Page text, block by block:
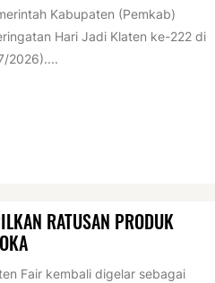
Kabupaten (Pemkab)
Hari Jadi Klaten ke-222 di
2026)....
RATUSAN PRODUK
Fair kembali digelar sebagai